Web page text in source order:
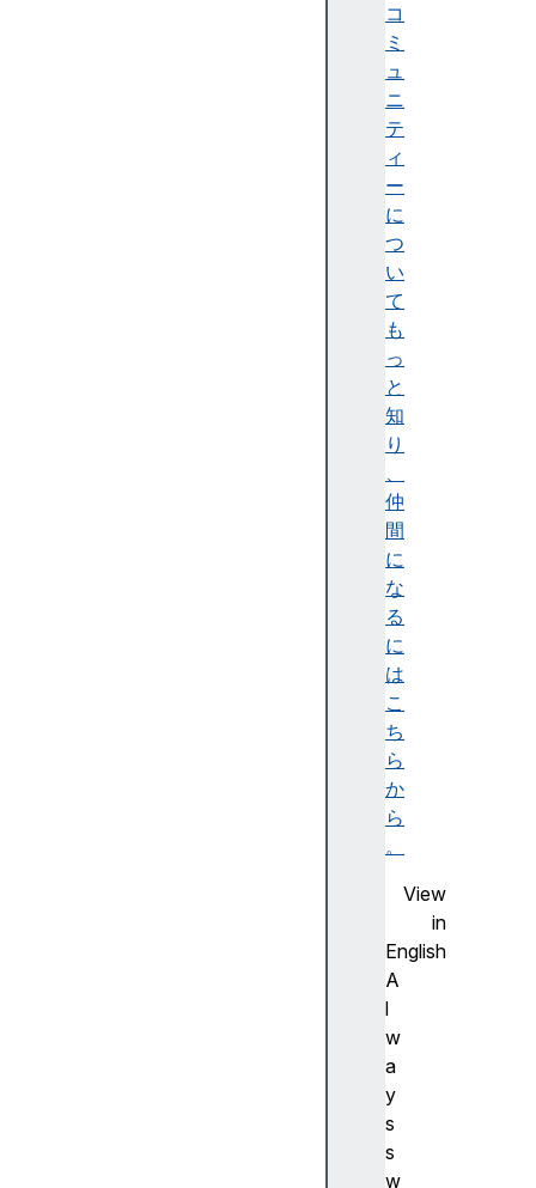
コ
ミ
ュ
ニ
テ
ィ
ー
に
つ
い
て
も
っ
と
知
り
、
仲
間
に
な
る
に
は
こ
ち
ら
か
ら
。
View
in
English
A
l
w
a
y
s
s
w